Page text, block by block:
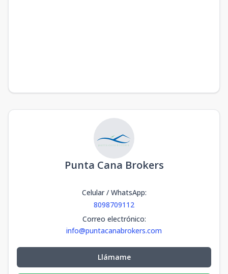
Punta Cana Brokers
Celular / WhatsApp:
8098709112
Correo electrónico:
info@puntacanabrokers.com
Llámame